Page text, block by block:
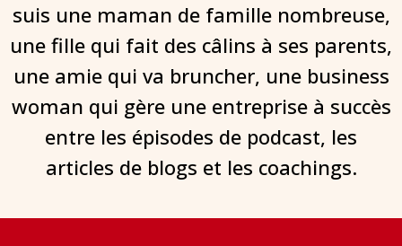
suis une maman de famille nombreuse,
une fille qui fait des câlins à ses parents,
une amie qui va bruncher, une business
woman qui gère une entreprise à succès
entre les épisodes de podcast, les
articles de blogs et les coachings.